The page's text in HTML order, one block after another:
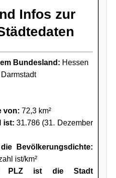
Infos zur
Bundesland: Hessen
Darmstadt
von: 72,3 km²
ist: 31.786 (31. Dezember
Bevölkerungsdichte:
ist/km²
PLZ ist die Stadt